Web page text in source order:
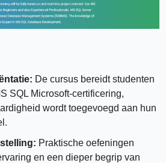
De cursus bereidt studenten
SQL Microsoft-certificering,
wordt toegevoegd aan hun
Praktische oefeningen
en een dieper begrip van